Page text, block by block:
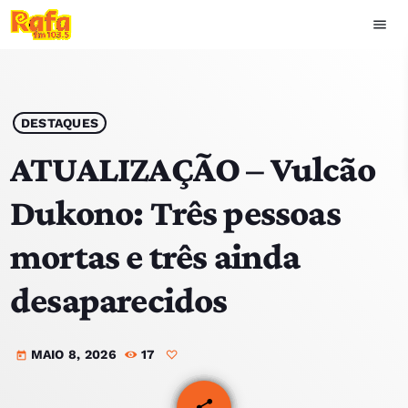
menu
play_arrow OUVIR RAFA
HOME
NOTÍCIAS
EQUIPA
TOP 15
DESTAQUES
ATUALIZAÇÃO – Vulcão
Dukono: Três pessoas
mortas e três ainda
desaparecidos
today MAIO 8, 2026 17